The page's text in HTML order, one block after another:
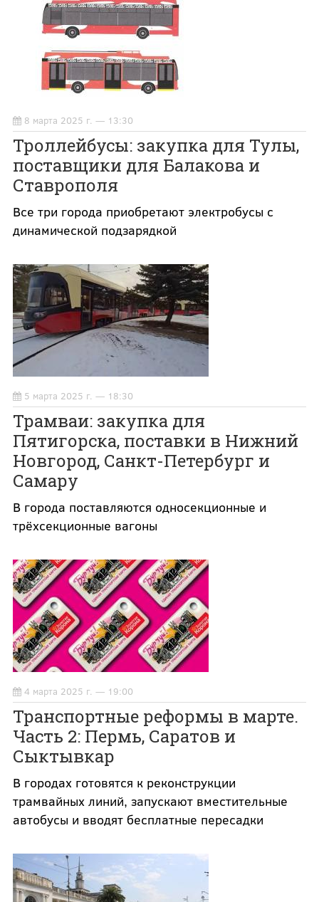
8 марта 2025 г. — 13:30
Троллейбусы: закупка для Тулы,
поставщики для Балакова и
Ставрополя
Все три города приобретают электробусы с
динамической подзарядкой
5 марта 2025 г. — 18:30
Трамваи: закупка для
Пятигорска, поставки в Нижний
Новгород, Санкт-Петербург и
Самару
В города поставляются односекционные и
трёхсекционные вагоны
4 марта 2025 г. — 19:00
Транспортные реформы в марте.
Часть 2: Пермь, Саратов и
Сыктывкар
В городах готовятся к реконструкции
трамвайных линий, запускают вместительные
автобусы и вводят бесплатные пересадки